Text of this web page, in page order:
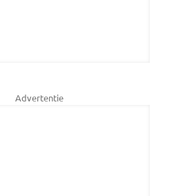
Advertentie